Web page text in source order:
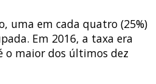
uma em cada quatro (25%)
Em 2016, a taxa era
o maior dos últimos dez